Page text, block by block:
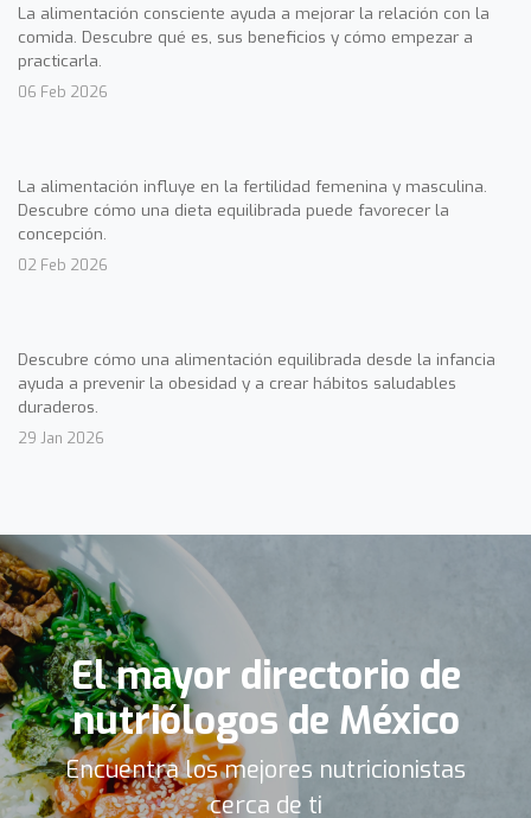
La alimentación consciente ayuda a mejorar la relación con la
comida. Descubre qué es, sus beneficios y cómo empezar a
practicarla.
06 Feb 2026
La alimentación influye en la fertilidad femenina y masculina.
Descubre cómo una dieta equilibrada puede favorecer la
concepción.
02 Feb 2026
Descubre cómo una alimentación equilibrada desde la infancia
ayuda a prevenir la obesidad y a crear hábitos saludables
duraderos.
29 Jan 2026
El mayor directorio de
nutriólogos de México
Encuentra los mejores nutricionistas
cerca de ti